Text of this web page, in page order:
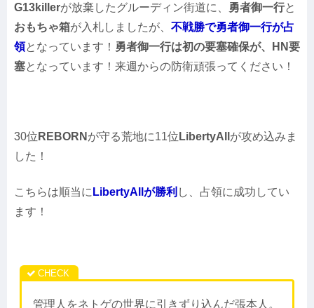
G13killerが放棄したグルーディン街道に、 勇者御一行と
おもちゃ箱が入札しましたが、 不戦勝で勇者御一行が占
領となっています！ 勇者御一行は初の要塞確保が、HN要
塞となっています！来週からの防衛頑張ってください！
30位 REBORN が守る荒地に11位 LibertyAll が攻め込みま
した！
こちらは順当に LibertyAllが勝利 し、占領に成功してい
ます！
管理人をネトゲの世界に引きずり込んだ張本人。